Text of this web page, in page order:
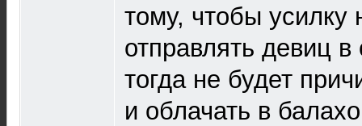
тому, чтобы усилку
отправлять девиц
тогда не будет
и облачать в